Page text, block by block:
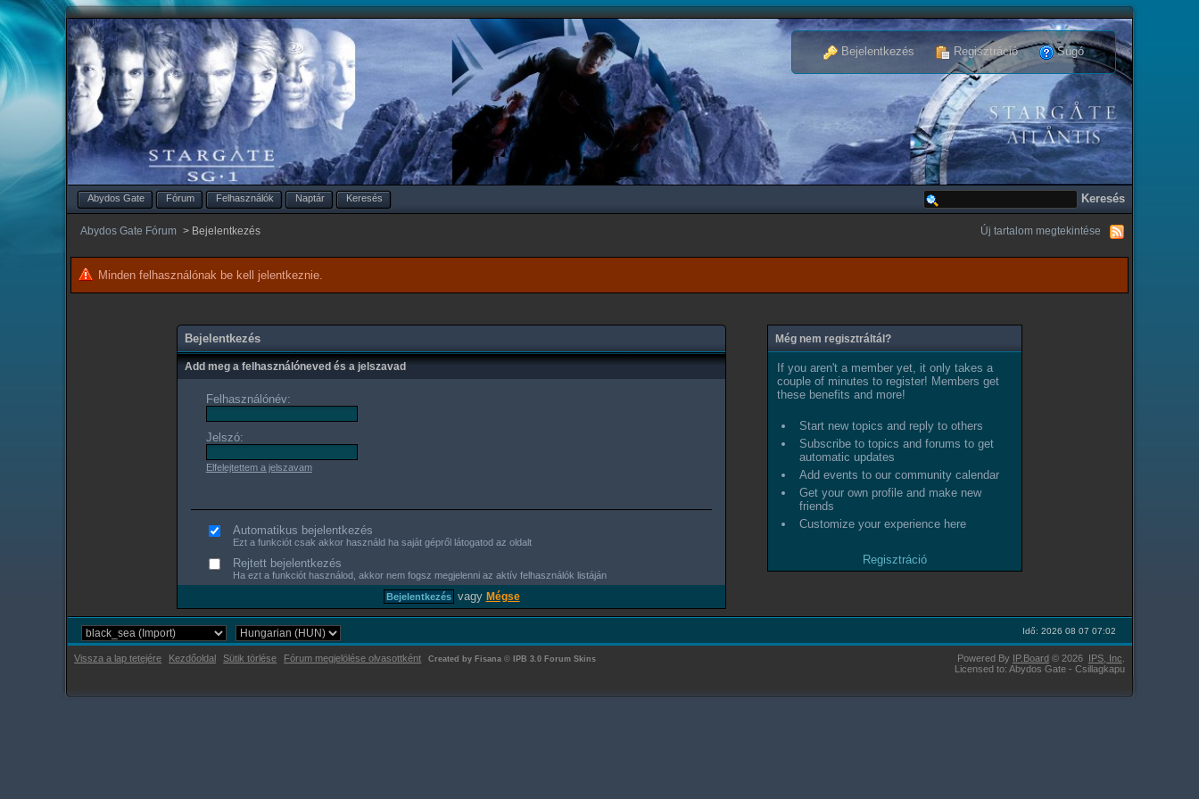
Bejelentkezés Regisztráció Súgó
Abydos Gate Fórum Felhasználók Naptár Keresés
Abydos Gate Fórum > Bejelentkezés Új tartalom megtekintése
Minden felhasználónak be kell jelentkeznie.
Bejelentkezés
Add meg a felhasználóneved és a jelszavad
Felhasználónév:
Jelszó:
Elfelejtettem a jelszavam
Automatikus bejelentkezés
Ezt a funkciót csak akkor használd ha saját gépről látogatod az oldalt
Rejtett bejelentkezés
Ha ezt a funkciót használod, akkor nem fogsz megjelenni az aktív felhasználók listáján
vagy Mégse
Még nem regisztráltál?
If you aren't a member yet, it only takes a
couple of minutes to register! Members get
these benefits and more!
Start new topics and reply to others
Subscribe to topics and forums to get
automatic updates
Add events to our community calendar
Get your own profile and make new
friends
Customize your experience here
Regisztráció
Idő: 2026 08 07 07:02
Vissza a lap tetejére Kezdőoldal Sütik törlése Fórum megjelölése olvasottként Powered By IP.Board © 2026 IPS, Inc.
Licensed to: Abydos Gate - Csillagkapu
Created by Fisana © IPB 3.0 Forum Skins